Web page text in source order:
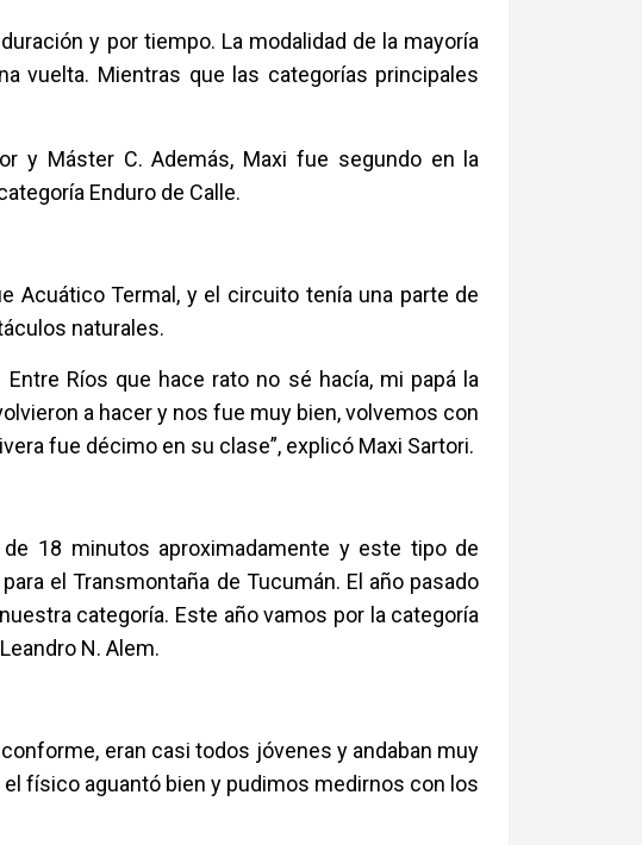
y por tiempo. La modalidad de la mayoría
vuelta. Mientras que las categorías principales
y Máster C. Además, Maxi fue segundo en la
Enduro de Calle.
Acuático Termal, y el circuito tenía una parte de
naturales.
Ríos que hace rato no sé hacía, mi papá la
a hacer y nos fue muy bien, volvemos con
fue décimo en su clase”, explicó Maxi Sartori.
18 minutos aproximadamente y este tipo de
el Transmontaña de Tucumán. El año pasado
categoría. Este año vamos por la categoría
N. Alem.
eran casi todos jóvenes y andaban muy
físico aguantó bien y pudimos medirnos con los